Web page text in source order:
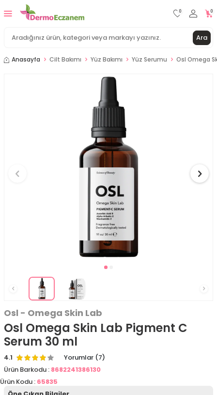
Ara
0 0
Anasayfa Cilt Bakımı Yüz Bakımı Yüz Serumu Osl Omega
Osl - Omega Skin Lab
Osl Omega Skin Lab Pigment C
Serum 30 ml
4.1
Yorumlar (7)
Ürün Barkodu : 8682241386130
Ürün Kodu : 65835